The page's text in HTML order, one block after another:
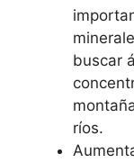
buscar
ríos.